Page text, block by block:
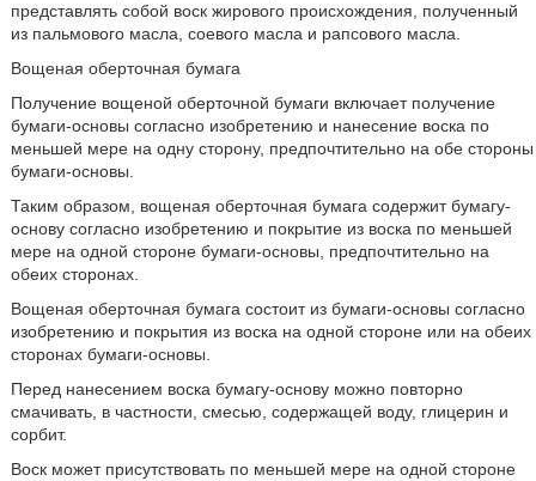
представлять собой воск жирового происхождения, полученный
из пальмового масла, соевого масла и рапсового масла.
Вощеная оберточная бумага
Получение вощеной оберточной бумаги включает получение
бумаги-основы согласно изобретению и нанесение воска по
меньшей мере на одну сторону, предпочтительно на обе стороны
бумаги-основы.
Таким образом, вощеная оберточная бумага содержит бумагу-
основу согласно изобретению и покрытие из воска по меньшей
мере на одной стороне бумаги-основы, предпочтительно на
обеих сторонах.
Вощеная оберточная бумага состоит из бумаги-основы согласно
изобретению и покрытия из воска на одной стороне или на обеих
сторонах бумаги-основы.
Перед нанесением воска бумагу-основу можно повторно
смачивать, в частности, смесью, содержащей воду, глицерин и
сорбит.
Воск может присутствовать по меньшей мере на одной стороне